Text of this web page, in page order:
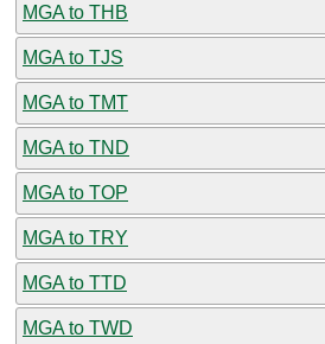
MGA to THB
MGA to TJS
MGA to TMT
MGA to TND
MGA to TOP
MGA to TRY
MGA to TTD
MGA to TWD